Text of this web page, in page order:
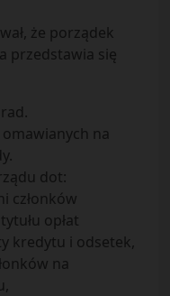
że porządek
przedstawia się
na
dot:
członków
opłat
kredytu i odsetek,
na